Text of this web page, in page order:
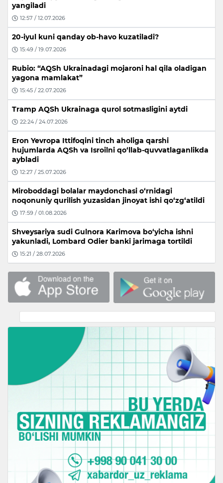
yangiladi
12:57 / 12.07.2026
20-iyul kuni qanday ob-havo kuzatiladi?
15:49 / 19.07.2026
Rubio: “AQSh Ukrainadagi mojaroni hal qila oladigan
yagona mamlakat”
15:45 / 22.07.2026
Tramp AQSh Ukrainaga qurol sotmasligini aytdi
22:24 / 24.07.2026
Eron Yevropa Ittifoqini tinch aholiga qarshi
hujumlarda AQSh va Isroilni qo‘llab-quvvatlaganlikda
aybladi
12:27 / 25.07.2026
Miroboddagi bolalar maydonchasi o‘rnidagi
noqonuniy qurilish yuzasidan jinoyat ishi qo‘zg‘atildi
17:59 / 01.08.2026
Shveysariya sudi Gulnora Karimova bo‘yicha ishni
yakunladi, Lombard Odier banki jarimaga tortildi
15:21 / 28.07.2026